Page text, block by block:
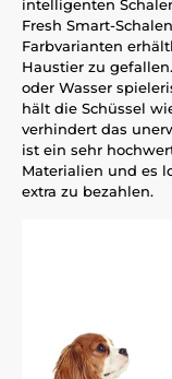
intelligenten
Fresh Smart-
Farbvarianten
Haustier zu
oder Wasser
hält die Schüssel
verhindert das
ist ein sehr
Materialien und es
extra zu bezahlen.